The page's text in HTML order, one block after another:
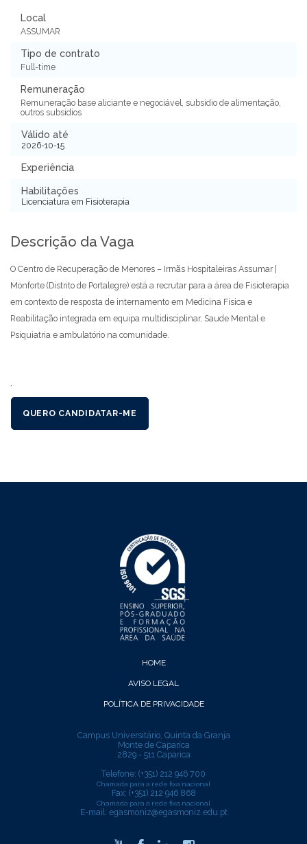
Local
ASSUMAR
Tipo de contrato
Full-time
Remuneração
Remuneração base aliciante e negociável, subsidio de alimentação,
outros subsídios
Válido até
2026-10-15
Experiência
Habilitações
Licenciatura em Fisioterapia
Descrição da Vaga
O Centro de Recuperação de Menores – Irmãs Hospitaleiras Assumar |
Monforte (Distrito de Portalegre) está a recrutar para a área de Fisioterapia
em contexto de resposta de internamento em Medicina Fisica e
Reabilitação integrada em equipa multidisciplinar, Saude Mental e
Psiquiatria e ambulatório na comunidade.
´
QUERO CANDIDATAR-ME
HOME
AVISO LEGAL
POLÍTICA DE PRIVACIDADE
Campus Universitário, Quinta da Granja
Monte de Caparica
2829 - 511 Caparica
Telefone: (+351) 212 946 700
Chamada para a rede fixa nacional
Fax: (+351) 212 946 868
Chamada para a rede fixa nacional
E-mail: egasmoniz@egasmoniz.edu.pt